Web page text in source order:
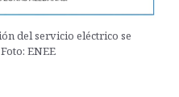
del servicio eléctrico se
ENEE